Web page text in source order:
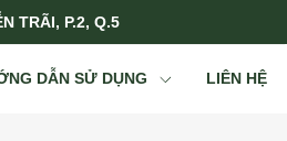
TRÃI, P.2, Q.5
DẪN SỬ DỤNG LIÊN HỆ